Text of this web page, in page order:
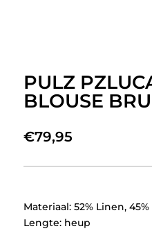
PULZ
BLOUSE
€79,95
Materiaal: 52% Linen,
Lengte: heup